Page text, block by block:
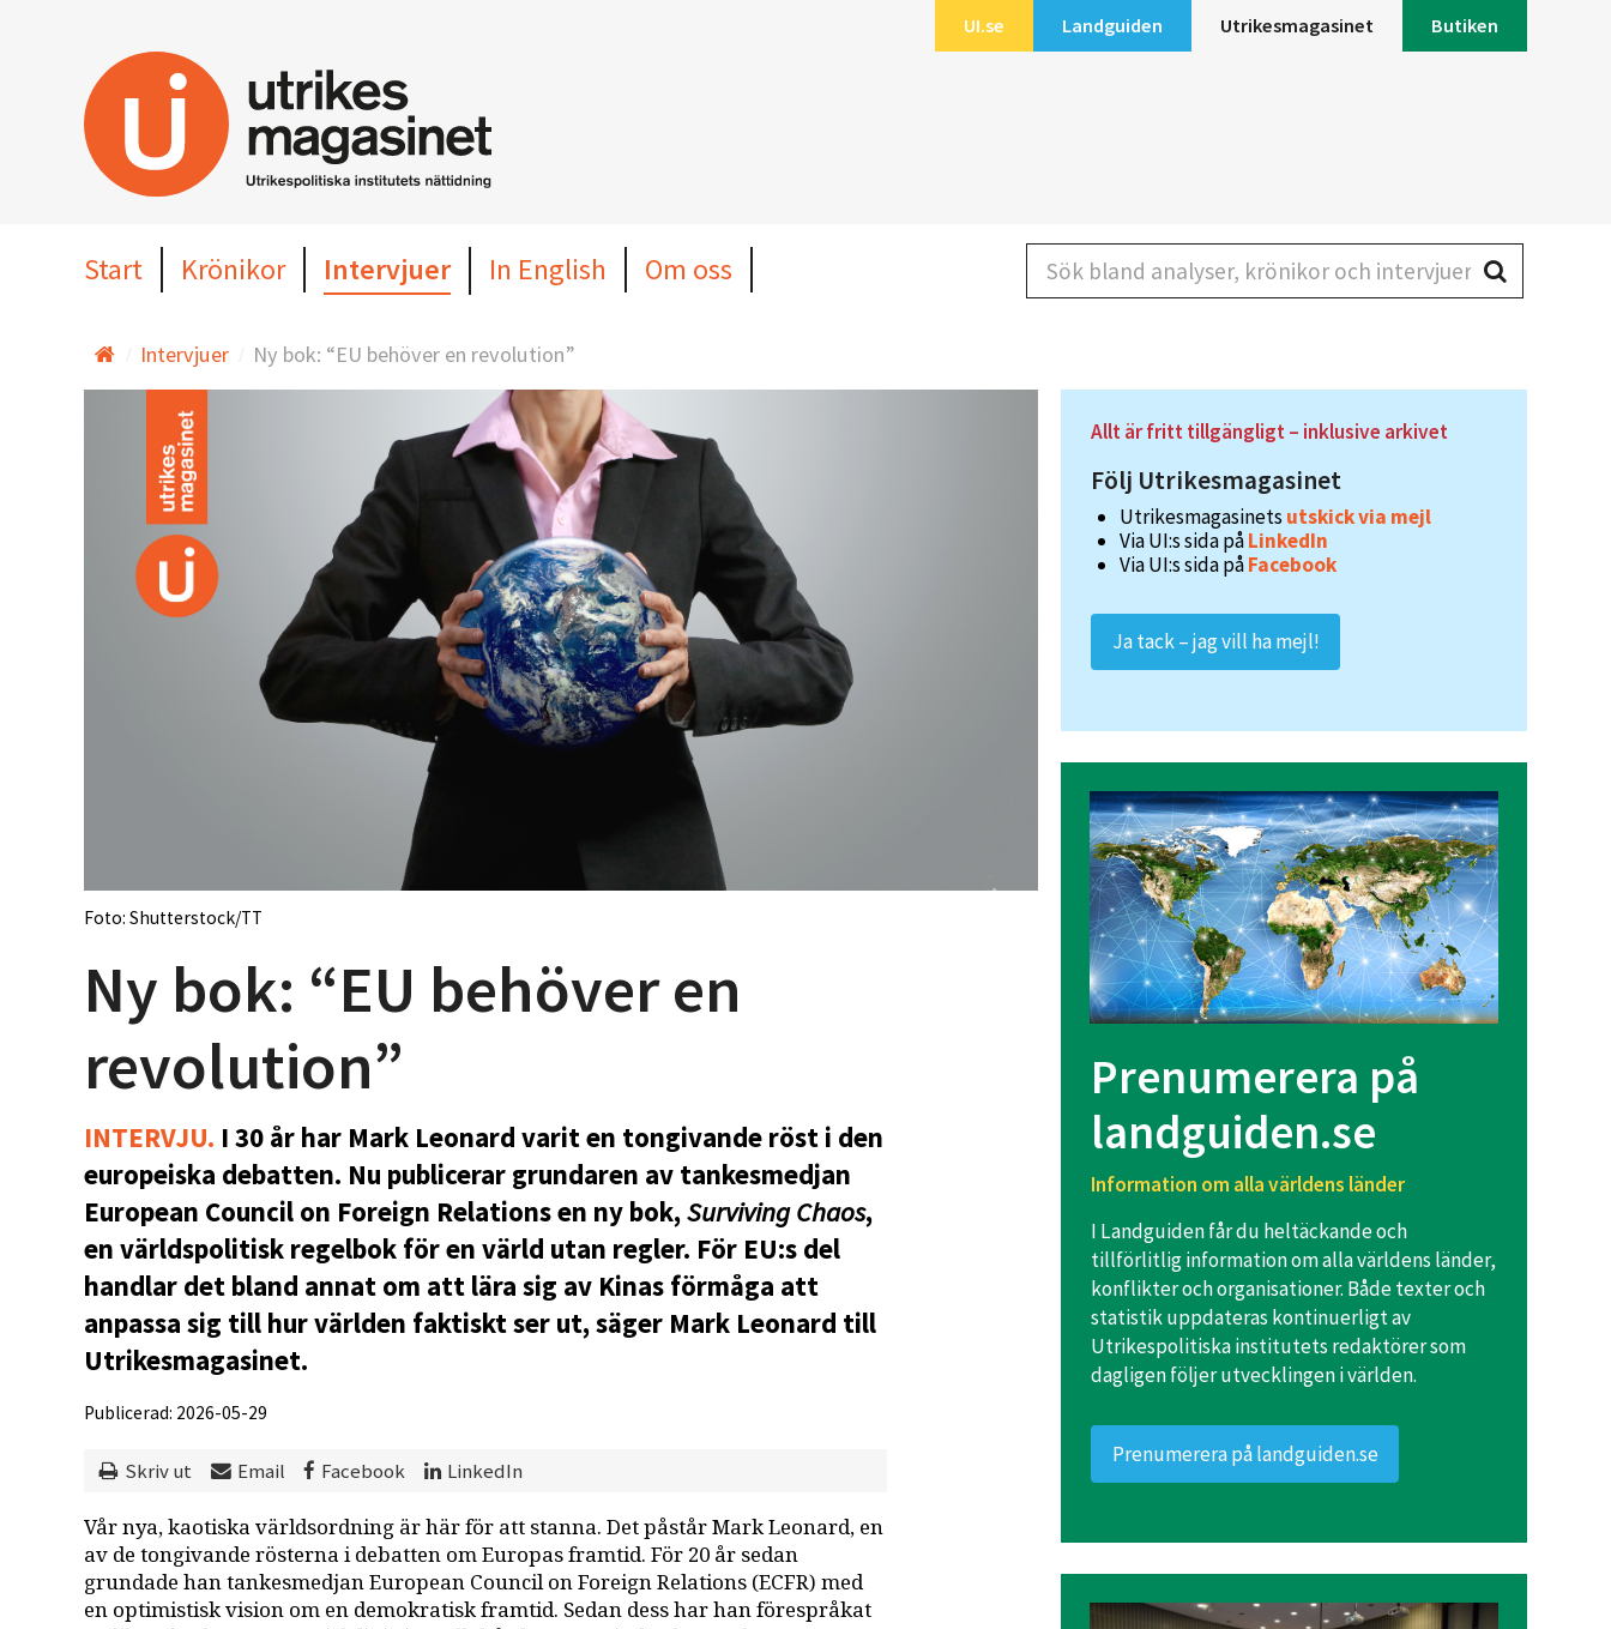
huvudinnehållet
UI.se Landguiden Utrikesmagasinet Butiken
Start Krönikor Intervjuer In English Om oss
Intervjuer Ny bok: “EU behöver en revolution”
Foto: Shutterstock/TT
Ny bok: “EU behöver en
revolution”
INTERVJU. I 30 år har Mark Leonard varit en tongivande röst i den
europeiska debatten. Nu publicerar grundaren av tankesmedjan
European Council on Foreign Relations en ny bok,Surviving Chaos,
en världspolitisk regelbok för en värld utan regler. För EU:s del
handlar det bland annat om att lära sig av Kinas förmåga att
anpassa sig till hur världen faktiskt ser ut, säger Mark Leonard till
Utrikesmagasinet.
Publicerad: 2026-05-29
Skriv ut Email Facebook LinkedIn
Vår nya, kaotiska världsordning är här för att stanna. Det påstår Mark Leonard, en
av de tongivande rösterna i debatten om Europas framtid. För 20 år sedan
grundade han tankesmedjan European Council on Foreign Relations (ECFR) med
en optimistisk vision om en demokratisk framtid. Sedan dess har han förespråkat
Allt är fritt tillgängligt – inklusive arkivet
Följ Utrikesmagasinet
Utrikesmagasinetsutskick via mejl
Via UI:s sida påLinkedIn
Via UI:s sida påFacebook
Ja tack – jag vill ha mejl!
Prenumerera på
landguiden.se
Information om alla världens länder
I Landguiden får du heltäckande och
tillförlitlig information om alla världens länder,
konflikter och organisationer. Både texter och
statistik uppdateras kontinuerligt av
Utrikespolitiska institutets redaktörer som
dagligen följer utvecklingen i världen.
Prenumerera på landguiden.se